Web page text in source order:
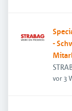
-
vor 3